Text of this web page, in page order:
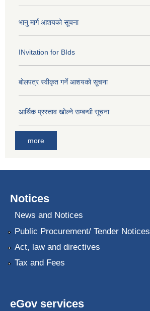
भानु मार्ग आशयको सूचना
INvitation for BIds
बोलपत्र स्वीकृत गर्ने आशयको सूचना
आर्थिक प्रस्ताव खोल्ने सम्बन्धी सूचना
more
Notices
News and Notices
Public Procurement/ Tender Notices
Act, law and directives
Tax and Fees
eGov services